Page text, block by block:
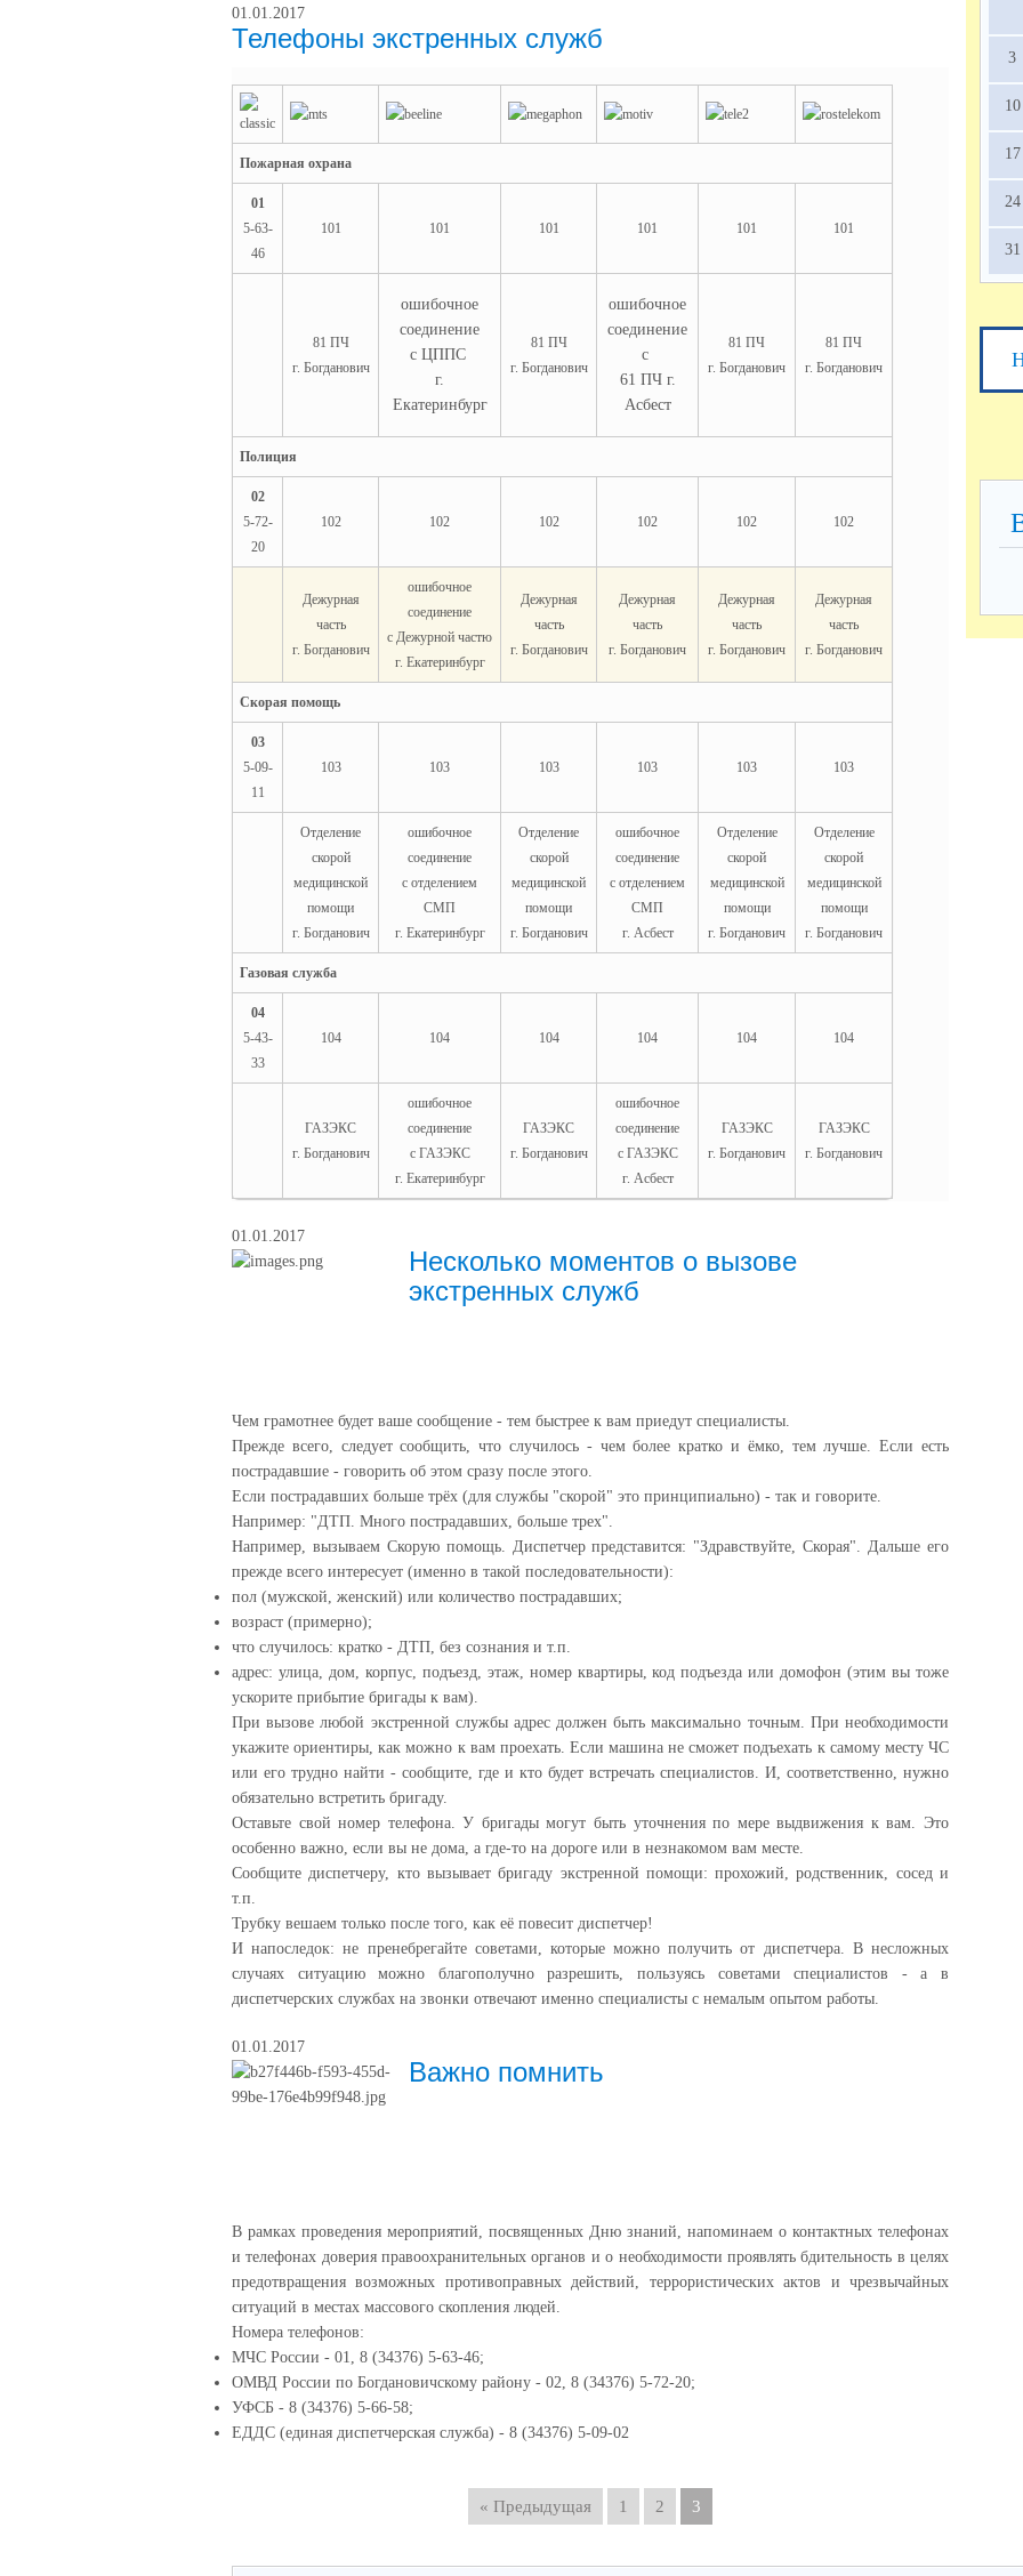
01.01.2017
Телефоны экстренных служб
Пожарная охрана
01
5-63-
46
101 101 101 101 101 101
81 ПЧ
г. Богданович
ошибочное
соединение
с ЦППС
г.
Екатеринбург
81 ПЧ
г. Богданович
ошибочное
соединение
с
61 ПЧ г.
Асбест
81 ПЧ
г. Богданович
81 ПЧ
г. Богданович
Полиция
02
5-72-
20
102 102 102 102 102 102
Дежурная
часть
г. Богданович
ошибочное
соединение
с Дежурной частю
г. Екатеринбург
Дежурная
часть
г. Богданович
Дежурная
часть
г. Богданович
Дежурная
часть
г. Богданович
Дежурная
часть
г. Богданович
Скорая помощь
03
5-09-
11
103 103 103 103 103 103
Отделение
скорой
медицинской
помощи
г. Богданович
ошибочное
соединение
с отделением
СМП
г. Екатеринбург
Отделение
скорой
медицинской
помощи
г. Богданович
ошибочное
соединение
с отделением
СМП
г. Асбест
Отделение
скорой
медицинской
помощи
г. Богданович
Отделение
скорой
медицинской
помощи
г. Богданович
Газовая служба
04
5-43-
33
104 104 104 104 104 104
ГАЗЭКС
г. Богданович
ошибочное
соединение
с ГАЗЭКС
г. Екатеринбург
ГАЗЭКС
г. Богданович
ошибочное
соединение
с ГАЗЭКС
г. Асбест
ГАЗЭКС
г. Богданович
ГАЗЭКС
г. Богданович
01.01.2017
Несколько моментов о вызове
экстренных служб
Чем грамотнее будет ваше сообщение - тем быстрее к вам приедут специалисты.
Прежде всего, следует сообщить, что случилось - чем более кратко и ёмко, тем лучше. Если есть
пострадавшие - говорить об этом сразу после этого.
Если пострадавших больше трёх (для службы "скорой" это принципиально) - так и говорите.
Например: "ДТП. Много пострадавших, больше трех".
Например, вызываем Скорую помощь. Диспетчер представится: "Здравствуйте, Скорая". Дальше его
прежде всего интересует (именно в такой последовательности):
пол (мужской, женский) или количество пострадавших;
возраст (примерно);
что случилось: кратко - ДТП, без сознания и т.п.
адрес: улица, дом, корпус, подъезд, этаж, номер квартиры, код подъезда или домофон (этим вы тоже
ускорите прибытие бригады к вам).
При вызове любой экстренной службы адрес должен быть максимально точным. При необходимости
укажите ориентиры, как можно к вам проехать. Если машина не сможет подъехать к самому месту ЧС
или его трудно найти - сообщите, где и кто будет встречать специалистов. И, соответственно, нужно
обязательно встретить бригаду.
Оставьте свой номер телефона. У бригады могут быть уточнения по мере выдвижения к вам. Это
особенно важно, если вы не дома, а где-то на дороге или в незнакомом вам месте.
Сообщите диспетчеру, кто вызывает бригаду экстренной помощи: прохожий, родственник, сосед и
т.п.
Трубку вешаем только после того, как её повесит диспетчер!
И напоследок: не пренебрегайте советами, которые можно получить от диспетчера. В несложных
случаях ситуацию можно благополучно разрешить, пользуясь советами специалистов - а в
диспетчерских службах на звонки отвечают именно специалисты с немалым опытом работы.
01.01.2017
Важно помнить
В рамках проведения мероприятий, посвященных Дню знаний, напоминаем о контактных телефонах
и телефонах доверия правоохранительных органов и о необходимости проявлять бдительность в целях
предотвращения возможных противоправных действий, террористических актов и чрезвычайных
ситуаций в местах массового скопления людей.
Номера телефонов:
МЧС России - 01, 8 (34376) 5-63-46;
ОМВД России по Богдановичскому району - 02, 8 (34376) 5-72-20;
УФСБ - 8 (34376) 5-66-58;
ЕДДС (единая диспетчерская служба) - 8 (34376) 5-09-02
« Предыдущая 1 2 3
3
10
17
24
31